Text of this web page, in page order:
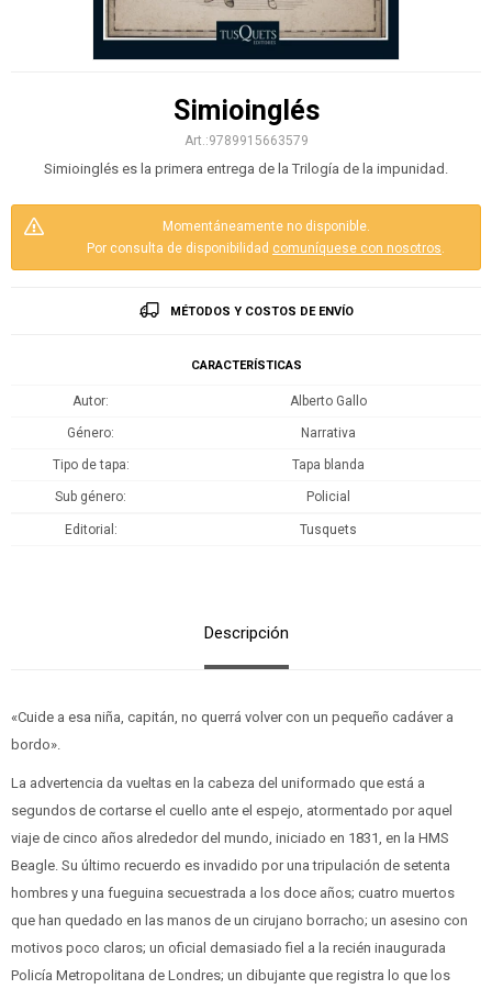
Simioinglés
9789915663579
Simioinglés es la primera entrega de la Trilogía de la impunidad.
Momentáneamente no disponible.
Por consulta de disponibilidad comuníquese con nosotros.
MÉTODOS Y COSTOS DE ENVÍO
CARACTERÍSTICAS
Autor Alberto Gallo
Género Narrativa
Tipo de tapa Tapa blanda
Sub género Policial
Editorial Tusquets
Descripción
«Cuide a esa niña, capitán, no querrá volver con un pequeño cadáver a
bordo».
La advertencia da vueltas en la cabeza del uniformado que está a
segundos de cortarse el cuello ante el espejo, atormentado por aquel
viaje de cinco años alrededor del mundo, iniciado en 1831, en la HMS
Beagle. Su último recuerdo es invadido por una tripulación de setenta
hombres y una fueguina secuestrada a los doce años; cuatro muertos
que han quedado en las manos de un cirujano borracho; un asesino con
motivos poco claros; un oficial demasiado fiel a la recién inaugurada
Policía Metropolitana de Londres; un dibujante que registra lo que los